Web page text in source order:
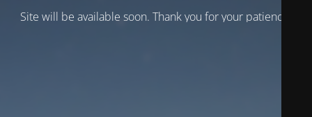
Site will be available soon. Thank you for your patience!